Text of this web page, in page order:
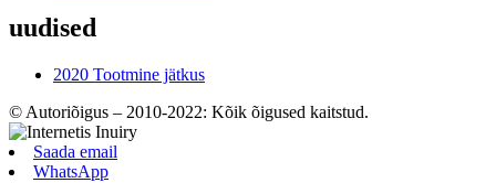
uudised
2020 Tootmine jätkus
© Autoriõigus – 2010-2022: Kõik õigused kaitstud.
Saada email
WhatsApp